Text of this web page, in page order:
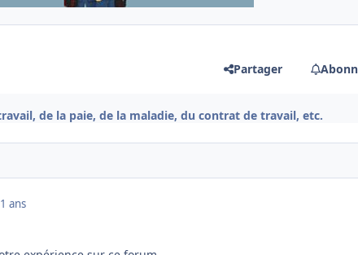
Partager
de la paie, de la maladie, du contrat de travail, etc.
ans